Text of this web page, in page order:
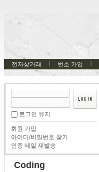
전자상거래 번호 가입
로그인 유지
회원 가입
아이디/비밀번호 찾기
인증 메일 재발송
Coding